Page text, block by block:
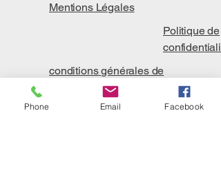
Mentions Légales
Politique de
conditions générales de
Phone Email Facebook